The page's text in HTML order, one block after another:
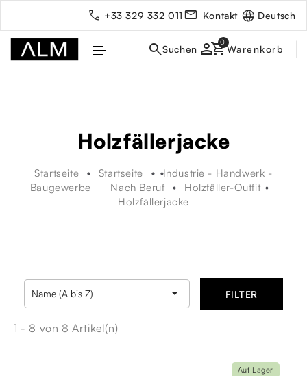
+33 329 332 011 Kontakt Deutsch
person
Holzfällerjacke
Startseite Startseite
Industrie - Handwerk -
Baugewerbe
Nach Beruf
Holzfäller-Outfit
Holzfällerjacke
Name (A bis Z)  FILTER
1 - 8 von 8 Artikel(n)
Auf Lager